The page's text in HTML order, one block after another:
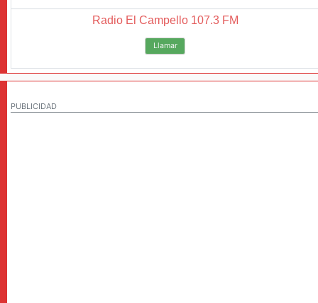
Radio El Campello 107.3 FM
Llamar
PUBLICIDAD